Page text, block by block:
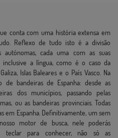
conta com uma história extensa em
Reflexo de tudo isto é a divisão
cada uma com as suas
inclusive a língua, como é o caso da
Islas Baleares e o País Vasco. Na
bandeiras de Espanha: desde as
dos municípios, passando pelas
ou as bandeiras provinciais. Todas
em Espanha. Definitivamente, um sem
motor de busca, nele poderás
teclar para conhecer, não só as